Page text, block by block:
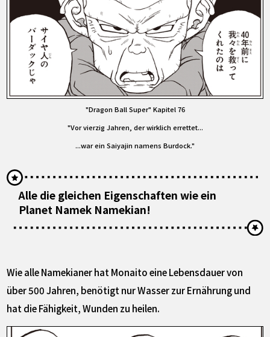
"Dragon Ball Super" Kapitel 76
"Vor vierzig Jahren, der wirklich errettet...
...war ein Saiyajin namens Burdock."
Alle die gleichen Eigenschaften wie ein
Planet Namek Namekian!
Wie alle Namekianer hat Monaito eine Lebensdauer von
über 500 Jahren, benötigt nur Wasser zur Ernährung und
hat die Fähigkeit, Wunden zu heilen.